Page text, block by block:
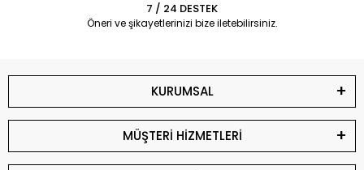
7 / 24 DESTEK
Öneri ve şikayetlerinizi bize iletebilirsiniz.
KURUMSAL
MÜŞTERİ HİZMETLERİ